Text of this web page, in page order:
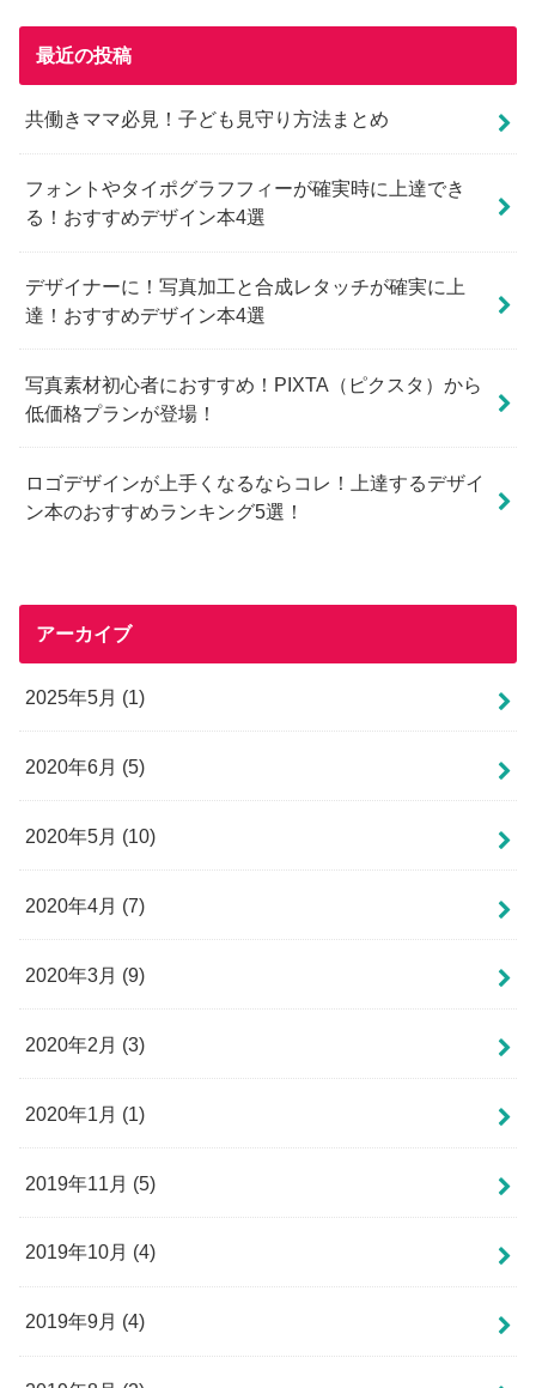
最近の投稿
共働きママ必見！子ども見守り方法まとめ
フォントやタイポグラフフィーが確実時に上達でき
る！おすすめデザイン本4選
デザイナーに！写真加工と合成レタッチが確実に上
達！おすすめデザイン本4選
写真素材初心者におすすめ！PIXTA（ピクスタ）から
低価格プランが登場！
ロゴデザインが上手くなるならコレ！上達するデザイ
ン本のおすすめランキング5選！
アーカイブ
2025年5月 (1)
2020年6月 (5)
2020年5月 (10)
2020年4月 (7)
2020年3月 (9)
2020年2月 (3)
2020年1月 (1)
2019年11月 (5)
2019年10月 (4)
2019年9月 (4)